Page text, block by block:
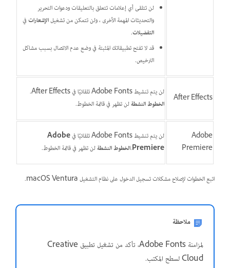
لن تتلقى أي إعلامات تتعلق بالتعليقات ودعوات التحرير
والتحديثات المهمة الأخرى ، ولن تتمكن من تشغيلالإشعاراتفي
التفضيلات.
قد لا تفتح تطبيقاتك المثبتة في وضع عدم الاتصال بسبب مشاكل
الترخيص.
After Effects
لن يتم تنشيط Adobe Fonts تلقائيًا في After Effects.
الخطوط النشطةلن تظهر في قائمة الخطوط.
Adobe
Premiere
لن يتم تنشيط Adobe Fonts تلقائيًا في
Adobe
Premiere
.الخطوط النشطةلن تظهر في قائمة الخطوط.
اتبع الخطوات لإصلاح مشكلات تسجيل الدخول على نظام التشغيل macOS Ventura.
ملاحظة
لمزامنة Adobe Fonts، تأكد من تشغيل تطبيق Creative
Cloud لسطح المكتب.